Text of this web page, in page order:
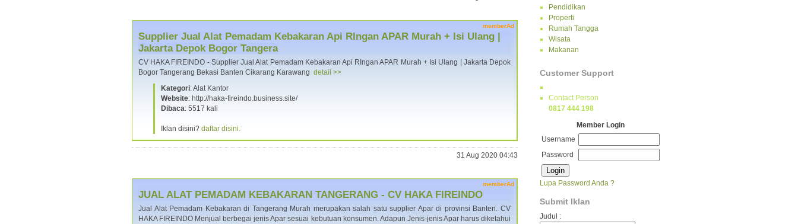
Pendidikan
Properti
Rumah Tangga
Wisata
Makanan
Customer Support
Contact Person
0817 444 198
Member Login
Username
Password
Lupa Password Anda ?
Submit Iklan
Judul :
memberAd
Supplier Jual Alat Pemadam Kebakaran Api RIngan APAR Murah + Isi Ulang |
Jakarta Depok Bogor Tangera
CV HAKA FIREINDO - Supplier Jual Alat Pemadam Kebakaran Api RIngan APAR Murah + Isi Ulang | Jakarta Depok
Bogor Tangerang Bekasi Banten Cikarang Karawang detail >>
Kategori: Alat Kantor
Website: http://haka-fireindo.business.site/
Dibaca: 5517 kali
Iklan disini? daftar disini.
31 Aug 2020 04:43
memberAd
JUAL ALAT PEMADAM KEBAKARAN TANGERANG - CV HAKA FIREINDO
Jual Alat Pemadam Kebakaran di Tangerang Murah merupakan salah satu supplier Apar di provinsi Banten. CV
HAKA FIREINDO Menjual berbegai jenis Apar sesuai kebutuan konsumen. Adapun Jenis-jenis Apar harus diketahui